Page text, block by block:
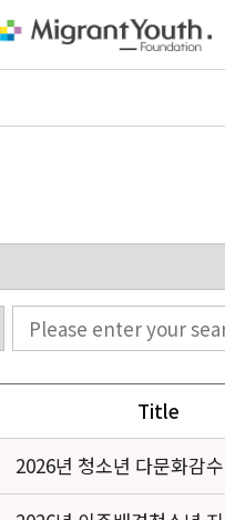
Title
2026년 청소년 다문화감
프로그램 「다가감」신청